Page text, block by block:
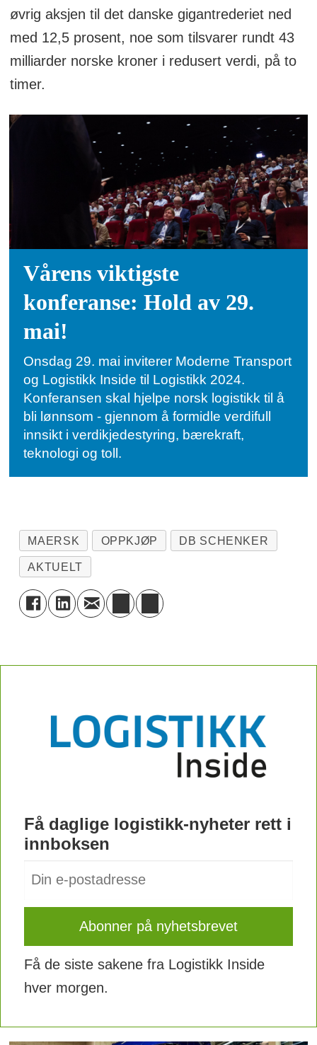
øvrig aksjen til det danske gigantrederiet ned
med 12,5 prosent, noe som tilsvarer rundt 43
milliarder norske kroner i redusert verdi, på to
timer.
Vårens viktigste
konferanse: Hold av 29.
mai!
Onsdag 29. mai inviterer Moderne Transport
og Logistikk Inside til Logistikk 2024.
Konferansen skal hjelpe norsk logistikk til å
bli lønnsom - gjennom å formidle verdifull
innsikt i verdikjedestyring, bærekraft,
teknologi og toll.
MAERSK OPPKJØP DB SCHENKER
AKTUELT
Få daglige logistikk-nyheter rett i
innboksen
Få de siste sakene fra Logistikk Inside
hver morgen.